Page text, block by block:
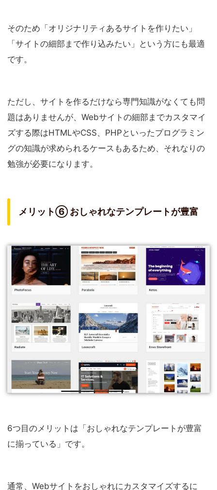
そのため「オリジナリティあるサイトを作りたい」
「サイトの細部まで作り込みたい」という方にも最適
です。
ただし、サイトを作るだけなら専門知識がなくても問
題はありませんが、Webサイトの細部までカスタマイ
ズする際はHTMLやCSS、PHPといったプログラミン
グの知識が求められるケースもあるため、それなりの
勉強が必要になります。
メリット⑥ おしゃれなテンプレートが豊富
6つ目のメリットは「おしゃれなテンプレートが豊富
に揃っている」です。
通常、Webサイトをおしゃれにカスタマイズするに